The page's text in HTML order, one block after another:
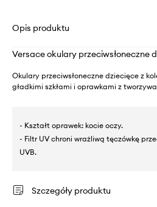
Opis produktu
Versace okulary przeciwsłoneczne
Okulary przeciwsłoneczne dziecięce z
gładkimi szkłami i oprawkami z
- Kształt oprawek: kocie oczy.
- Filtr UV chroni wrażliwą tęczówkę
UVB.
Szczegóły produktu